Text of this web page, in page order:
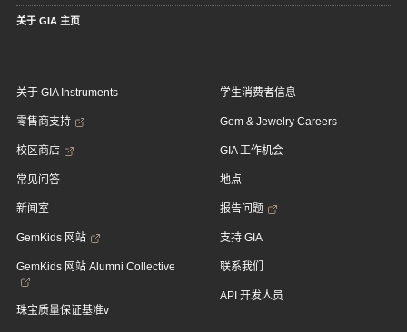
关于 GIA 主页
关于 GIA Instruments
零售商支持
校区商店
常见问答
新闻室
GemKids 网站
GemKids 网站 Alumni Collective
珠宝质量保证基准v
学生消费者信息
Gem & Jewelry Careers
GIA 工作机会
地点
报告问题
支持 GIA
联系我们
API 开发人员